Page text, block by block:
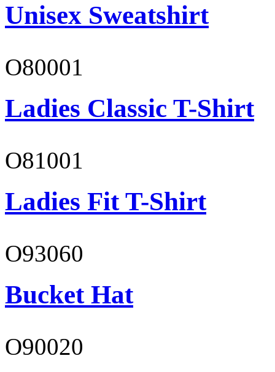
Unisex Sweatshirt
O80001
Ladies Classic T-Shirt
O81001
Ladies Fit T-Shirt
O93060
Bucket Hat
O90020